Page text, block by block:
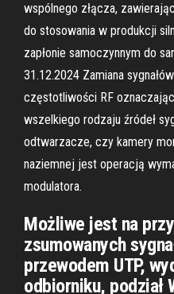
wspólnego złącza,
do stosowania w produkcji
zapłonie samoczynnym do
31.12.2024 Zamiana
częstotliwości RF
wszelkiego rodzaju źródeł
odtwarzacze, czy kamery
naziemnej jest operacją
modulatora.
Możliwe jest na
zsumowanych
przewodem UTP,
odbiorniku, podział